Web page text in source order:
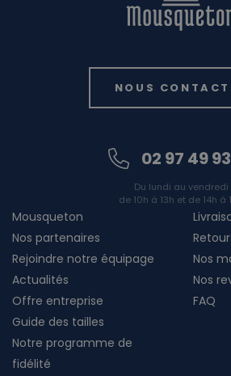
NOUS
02 97 49
Du lundi au vendredi
de 10h à 13h et de 14h à
Mousqueton
Nos partenaires
Rejoindre notre équipage
Actualités
Offre entreprise
Nos
Nos
FAQ
Guide des tailles
Notre programme de
fidélité